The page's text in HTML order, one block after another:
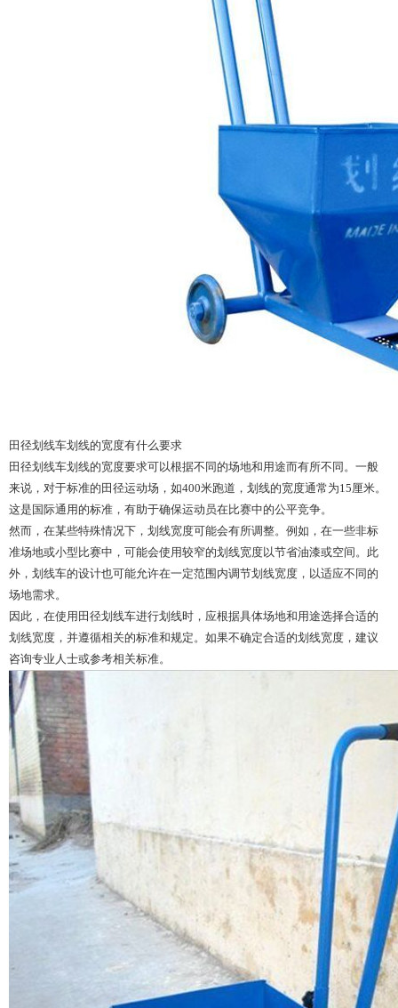
田径划线车划线的宽度有什么要求
田径划线车划线的宽度要求可以根据不同的场地和用途而有所不同。一般
来说，对于标准的田径运动场，如400米跑道，划线的宽度通常为15厘米。
这是国际通用的标准，有助于确保运动员在比赛中的公平竞争。
然而，在某些特殊情况下，划线宽度可能会有所调整。例如，在一些非标
准场地或小型比赛中，可能会使用较窄的划线宽度以节省油漆或空间。此
外，划线车的设计也可能允许在一定范围内调节划线宽度，以适应不同的
场地需求。
因此，在使用田径划线车进行划线时，应根据具体场地和用途选择合适的
划线宽度，并遵循相关的标准和规定。如果不确定合适的划线宽度，建议
咨询专业人士或参考相关标准。